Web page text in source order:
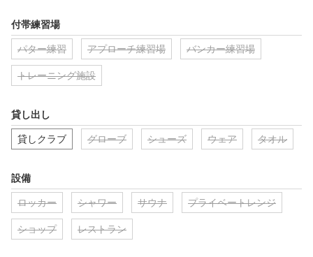
付帯練習場
パター練習 アプローチ練習場 バンカー練習場
トレーニング施設
貸し出し
貸しクラブ グローブ シューズ ウェア タオル
設備
ロッカー シャワー サウナ プライベートレンジ
ショップ レストラン